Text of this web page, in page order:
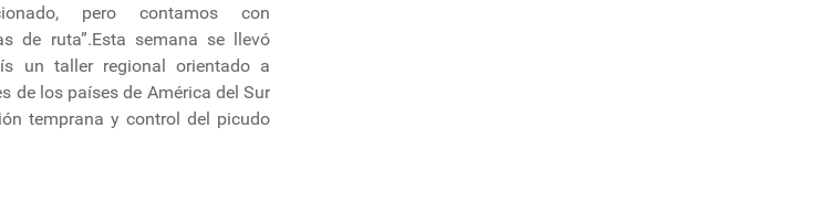
pero contamos con
de ruta”.Esta semana se llevó
un taller regional orientado a
de los países de América del Sur
temprana y control del picudo